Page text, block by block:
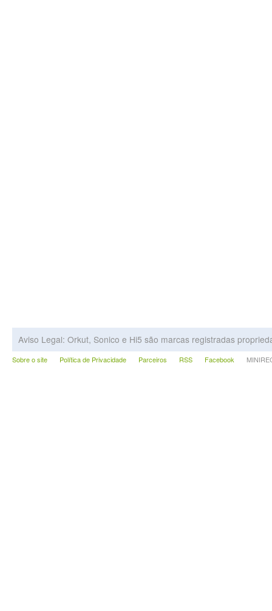
Aviso Legal: Orkut, Sonico e Hi5 são marcas registradas
Sobre o site Política de Privacidade Parceiros RSS Facebook